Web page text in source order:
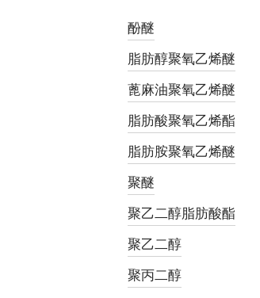
酚醚
脂肪醇聚氧乙烯醚
蓖麻油聚氧乙烯醚
脂肪酸聚氧乙烯酯
脂肪胺聚氧乙烯醚
聚醚
聚乙二醇脂肪酸酯
聚乙二醇
聚丙二醇